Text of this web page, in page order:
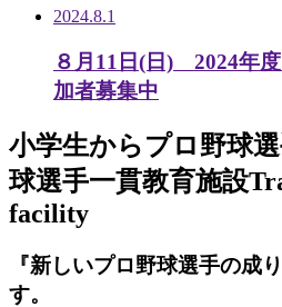
2024.8.1
８月11日(日) 2024年
加者募集中
小学生からプロ野球
球選手一貫教育施設
facility
『新しいプロ野球選手の成
す。